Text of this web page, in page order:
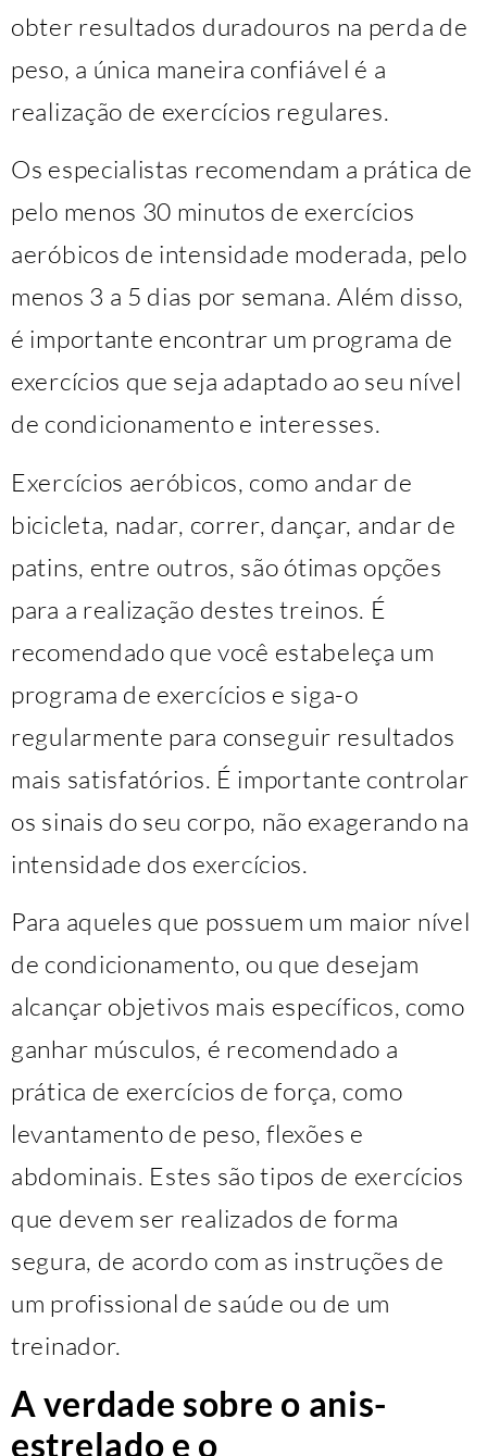
obter resultados duradouros na perda de
peso, a única maneira confiável é a
realização de exercícios regulares.
Os especialistas recomendam a prática de
pelo menos 30 minutos de exercícios
aeróbicos de intensidade moderada, pelo
menos 3 a 5 dias por semana. Além disso,
é importante encontrar um programa de
exercícios que seja adaptado ao seu nível
de condicionamento e interesses.
Exercícios aeróbicos, como andar de
bicicleta, nadar, correr, dançar, andar de
patins, entre outros, são ótimas opções
para a realização destes treinos. É
recomendado que você estabeleça um
programa de exercícios e siga-o
regularmente para conseguir resultados
mais satisfatórios. É importante controlar
os sinais do seu corpo, não exagerando na
intensidade dos exercícios.
Para aqueles que possuem um maior nível
de condicionamento, ou que desejam
alcançar objetivos mais específicos, como
ganhar músculos, é recomendado a
prática de exercícios de força, como
levantamento de peso, flexões e
abdominais. Estes são tipos de exercícios
que devem ser realizados de forma
segura, de acordo com as instruções de
um profissional de saúde ou de um
treinador.
A verdade sobre o anis-
estrelado e o